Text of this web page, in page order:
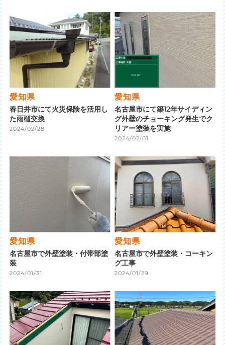
愛知県
春日井市にて火災保険を活用し
た雨樋交換
2024/02/28
愛知県
名古屋市にて築12年サイディン
グ外壁のチョーキング発生でク
リアー塗装を実施
2024/02/01
愛知県
名古屋市で外壁塗装・付帯部塗
装
2024/01/31
愛知県
名古屋市で外壁塗装・コーキン
グ工事
2024/01/29